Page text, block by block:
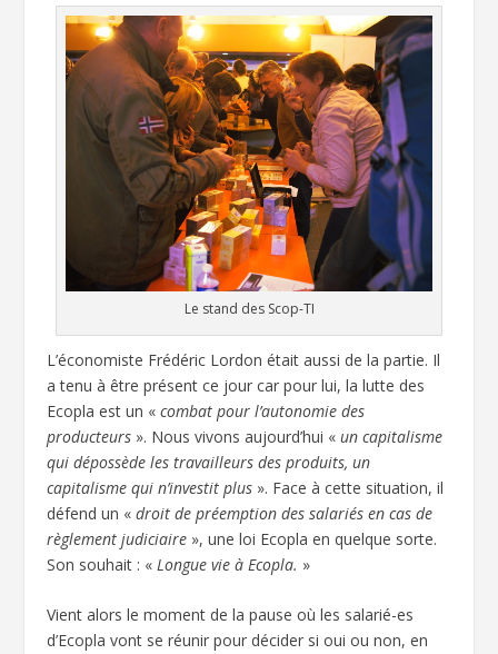
Le stand des Scop-TI
L’économiste Frédéric Lordon était aussi de la partie. Il
a tenu à être présent ce jour car pour lui, la lutte des
Ecopla est un «combat pour l’autonomie des
producteurs ». Nous vivons aujourd’hui «un capitalisme
qui dépossède les travailleurs des produits, un
capitalisme qui n’investit plus ». Face à cette situation, il
défend un « droit de préemption des salariés en cas de
règlement judiciaire », une loi Ecopla en quelque sorte.
Son souhait : « Longue vie à Ecopla. »
Vient alors le moment de la pause où les salarié-es
d’Ecopla vont se réunir pour décider si oui ou non, en